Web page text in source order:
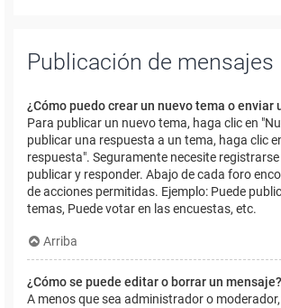
Publicación de mensajes
¿Cómo puedo crear un nuevo tema o enviar
Para publicar un nuevo tema, haga clic en
publicar una respuesta a un tema, haga clic
respuesta". Seguramente necesite
publicar y responder. Abajo de cada foro
de acciones permitidas. Ejemplo: Puede
temas, Puede votar en las encuestas, etc.
Arriba
¿Cómo se puede editar o borrar un mensaje?
A menos que sea administrador o